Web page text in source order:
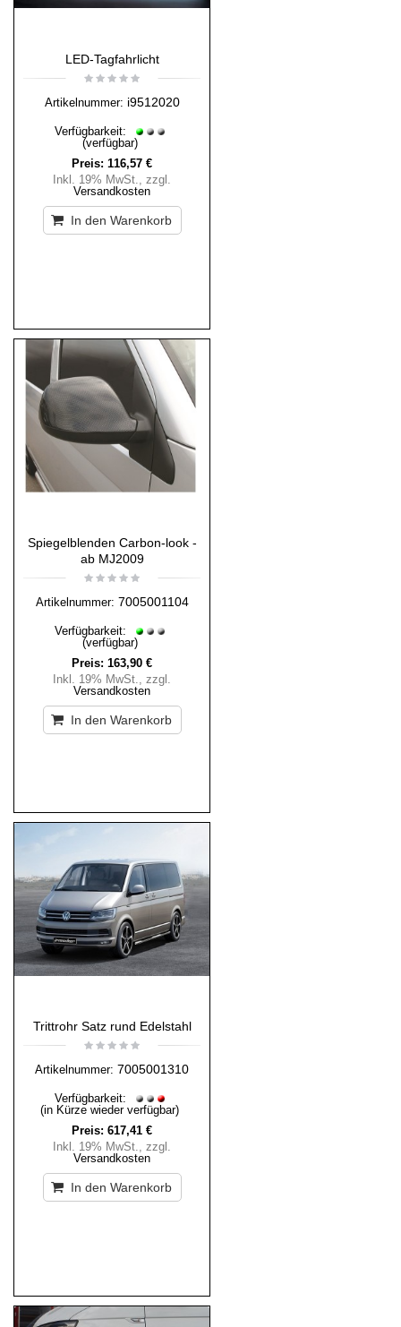
LED-Tagfahrlicht
Artikelnummer: i9512020
Verfügbarkeit:
(verfügbar)
Preis: 116,57 €
Inkl. 19% MwSt., zzgl.
Versandkosten
In den Warenkorb
Spiegelblenden Carbon-look -
ab MJ2009
Artikelnummer: 7005001104
Verfügbarkeit:
(verfügbar)
Preis: 163,90 €
Inkl. 19% MwSt., zzgl.
Versandkosten
In den Warenkorb
Trittrohr Satz rund Edelstahl
Artikelnummer: 7005001310
Verfügbarkeit:
(in Kürze wieder verfügbar)
Preis: 617,41 €
Inkl. 19% MwSt., zzgl.
Versandkosten
In den Warenkorb